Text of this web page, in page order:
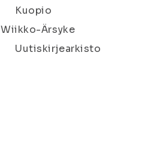
Kuopio
Wiikko-Ärsyke
Uutiskirjearkisto